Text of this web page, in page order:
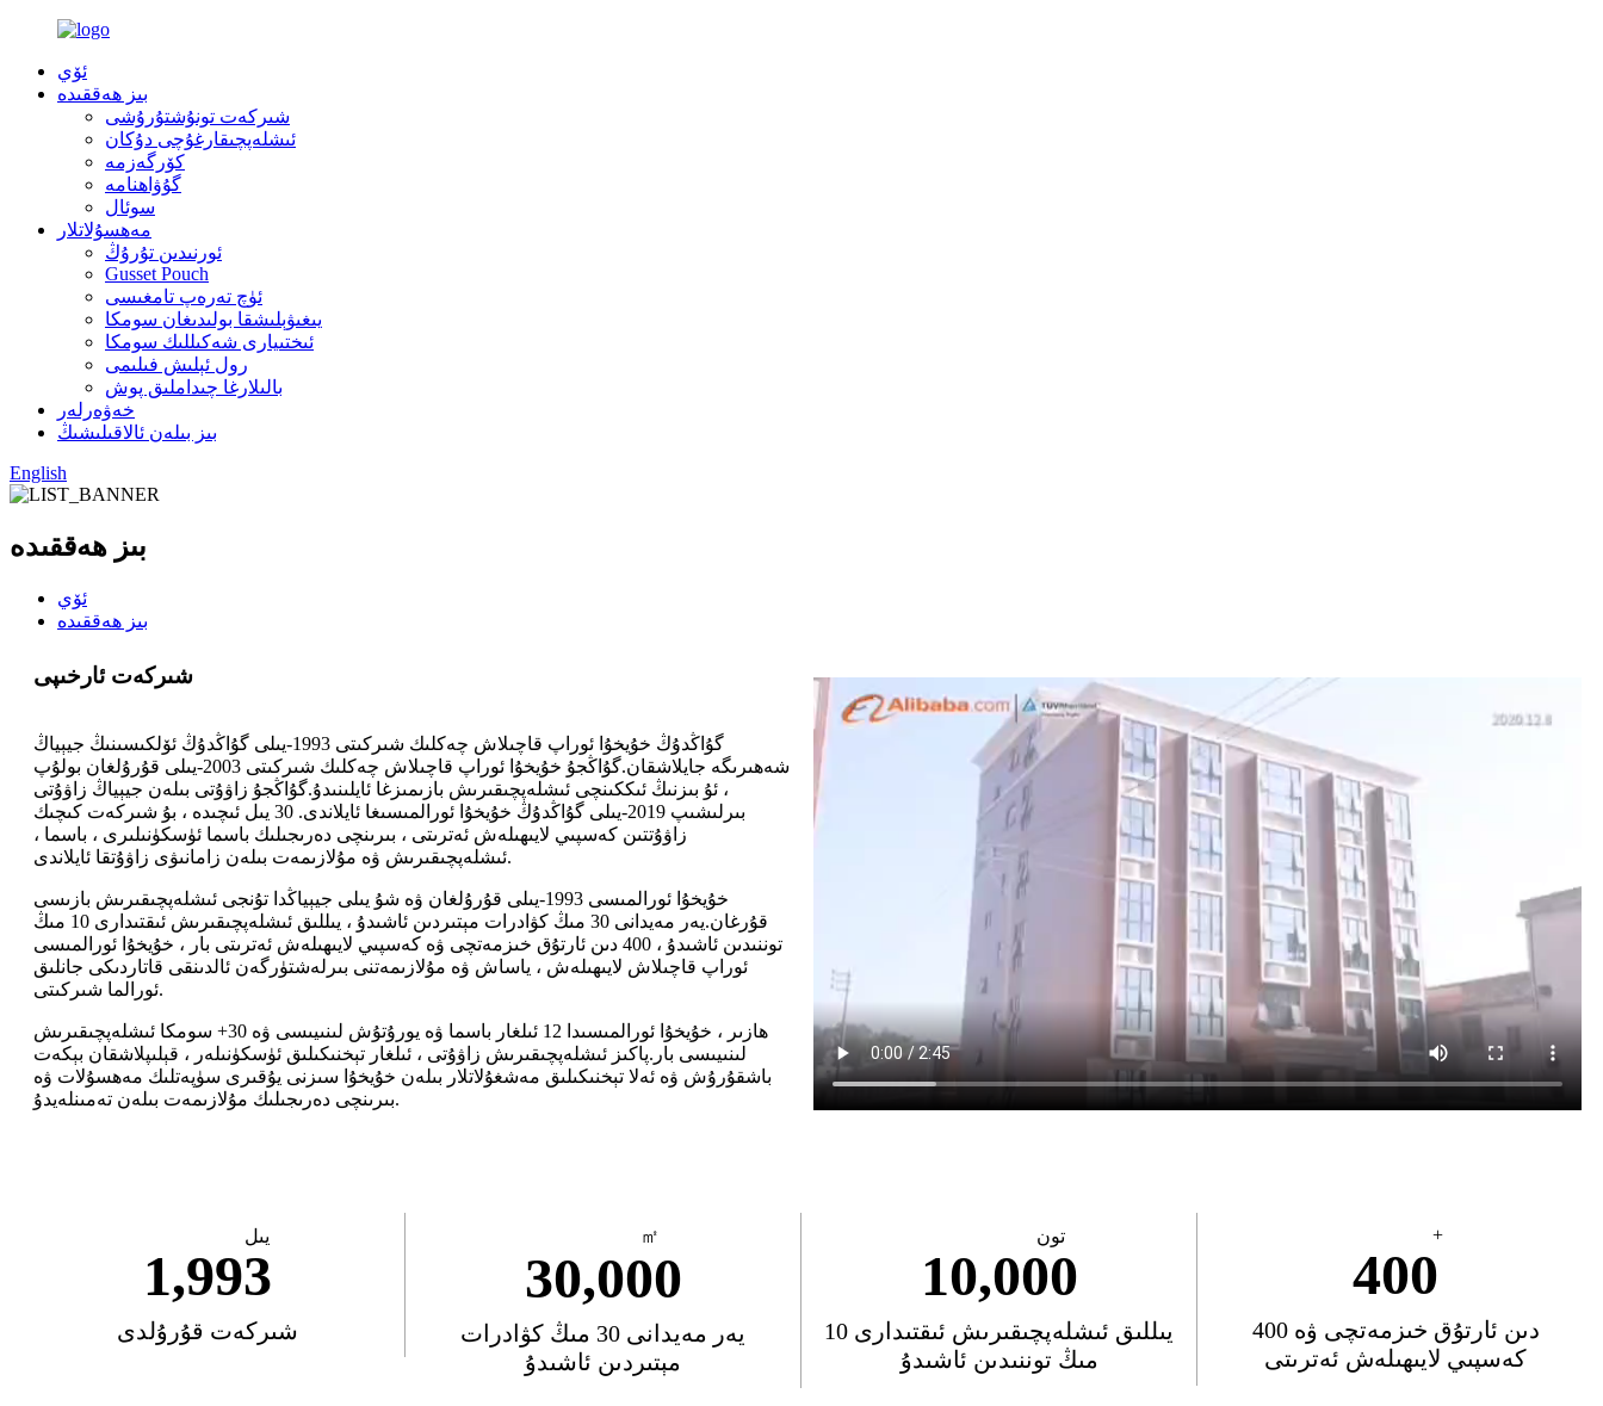
ئۆي
بىز ھەققىدە
شىركەت تونۇشتۇرۇشى
ئىشلەپچىقارغۇچى دۇكان
كۆرگەزمە
گۇۋاھنامە
سوئال
مەھسۇلاتلار
ئورنىدىن تۇرۇڭ
Gusset Pouch
ئۈچ تەرەپ تامغىسى
يىغىۋېلىشقا بولىدىغان سومكا
ئىختىيارى شەكىللىك سومكا
رول ئېلىش فىلىمى
بالىلارغا چىداملىق پوش
خەۋەرلەر
بىز بىلەن ئالاقىلىشىڭ
English
بىز ھەققىدە
ئۆي
بىز ھەققىدە
شىركەت ئارخىپى
گۇاڭدۇڭ خۇيخۇا ئوراپ قاچىلاش چەكلىك شىركىتى 1993-يىلى گۇاڭدۇڭ ئۆلكىسىنىڭ جيېياڭ
شەھىرىگە جايلاشقان.گۇاڭجۇ خۇيخۇا ئوراپ قاچىلاش چەكلىك شىركىتى 2003-يىلى قۇرۇلغان بولۇپ
، ئۇ بىزنىڭ ئىككىنچى ئىشلەپچىقىرىش بازىمىزغا ئايلىنىدۇ.گۇاڭجۇ زاۋۇتى بىلەن جيېياڭ زاۋۇتى
بىرلىشىپ 2019-يىلى گۇاڭدۇڭ خۇيخۇا ئورالمىسىغا ئايلاندى. 30 يىل ئىچىدە ، بۇ شىركەت كىچىك
زاۋۇتتىن كەسپىي لايىھىلەش ئەترىتى ، بىرىنچى دەرىجىلىك باسما ئۈسكۈنىلىرى ، باسما ،
ئىشلەپچىقىرىش ۋە مۇلازىمەت بىلەن زامانىۋى زاۋۇتقا ئايلاندى.
خۇيخۇا ئورالمىسى 1993-يىلى قۇرۇلغان ۋە شۇ يىلى جيېياڭدا تۇنجى ئىشلەپچىقىرىش بازىسى
قۇرغان.يەر مەيدانى 30 مىڭ كۋادرات مېتىردىن ئاشىدۇ ، يىللىق ئىشلەپچىقىرىش ئىقتىدارى 10 مىڭ
توننىدىن ئاشىدۇ ، 400 دىن ئارتۇق خىزمەتچى ۋە كەسپىي لايىھىلەش ئەترىتى بار ، خۇيخۇا ئورالمىسى
ئوراپ قاچىلاش لايىھىلەش ، ياساش ۋە مۇلازىمەتنى بىرلەشتۈرگەن ئالدىنقى قاتاردىكى جانلىق
ئورالما شىركىتى.
ھازىر ، خۇيخۇا ئورالمىسىدا 12 ئىلغار باسما ۋە يورۇتۇش لىنىيىسى ۋە 30+ سومكا ئىشلەپچىقىرىش
لىنىيىسى بار.پاكىز ئىشلەپچىقىرىش زاۋۇتى ، ئىلغار تېخنىكىلىق ئۈسكۈنىلەر ، قېلىپلاشقان بېكەت
باشقۇرۇش ۋە ئەلا تېخنىكىلىق مەشغۇلاتلار بىلەن خۇيخۇا سىزنى يۇقىرى سۈپەتلىك مەھسۇلات ۋە
بىرىنچى دەرىجىلىك مۇلازىمەت بىلەن تەمىنلەيدۇ.
يىل
1,993
شىركەت قۇرۇلدى
㎡
30,000
يەر مەيدانى 30 مىڭ كۋادرات
مېتىردىن ئاشىدۇ
تون
10,000
يىللىق ئىشلەپچىقىرىش ئىقتىدارى 10
مىڭ توننىدىن ئاشىدۇ
+
400
400 دىن ئارتۇق خىزمەتچى ۋە
كەسپىي لايىھىلەش ئەترىتى